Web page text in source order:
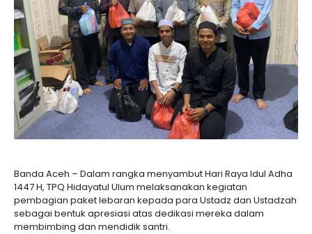
Banda Aceh – Dalam rangka menyambut Hari Raya Idul Adha
1447 H, TPQ Hidayatul Ulum melaksanakan kegiatan
pembagian paket lebaran kepada para Ustadz dan Ustadzah
sebagai bentuk apresiasi atas dedikasi mereka dalam
membimbing dan mendidik santri.